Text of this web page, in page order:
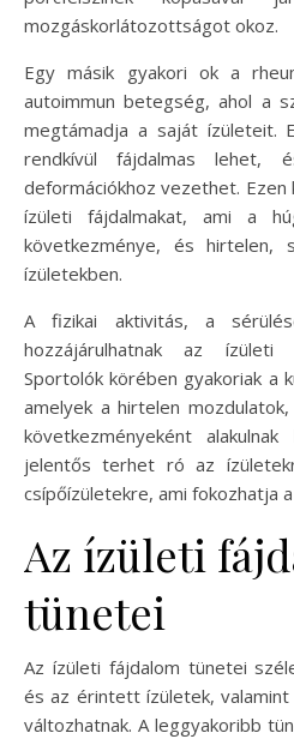
mozgáskorlátozottságot okoz.
Egy másik gyakori ok a
autoimmun betegség, ahol a
megtámadja a saját ízületeit.
rendkívül fájdalmas lehet,
deformációkhoz vezethet. Ezen
ízületi fájdalmakat, ami a
következménye, és hirtelen,
ízületekben.
A fizikai aktivitás, a
hozzájárulhatnak az ízületi
Sportolók körében gyakoriak a
amelyek a hirtelen
következményeként
jelentős terhet ró az
csípőízületekre, ami fokozhatja
Az ízületi
tünetei
Az ízületi fájdalom tünetei
és az érintett ízületek,
változhatnak. A leggyakoribb